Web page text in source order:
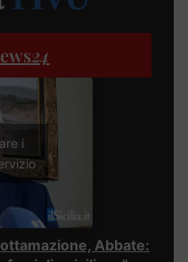
24
i
Abbate: